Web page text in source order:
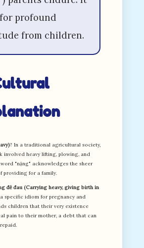
profound
from children.
? In a traditional agricultural society,
involved heavy lifting, plowing, and
"nặng" acknowledges the sheer
providing for a family.
đẻ đau (Carrying heavy, giving birth in
specific idiom for pregnancy and
children that their very existence
pain to their mother, a debt that can